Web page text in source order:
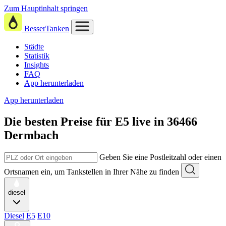
Zum Hauptinhalt springen
BesserTanken
Städte
Statistik
Insights
FAQ
App herunterladen
App herunterladen
Die besten Preise für E5 live in 36466
Dermbach
Geben Sie eine Postleitzahl oder einen
Ortsnamen ein, um Tankstellen in Ihrer Nähe zu finden
diesel
Diesel E5 E10